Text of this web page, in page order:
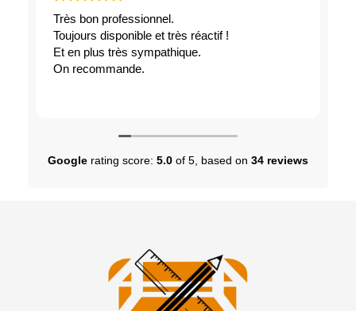
Très bon professionnel.
Toujours disponible et très réactif !
Et en plus très sympathique.
On recommande.
Google rating score: 5.0 of 5, based on 34 reviews